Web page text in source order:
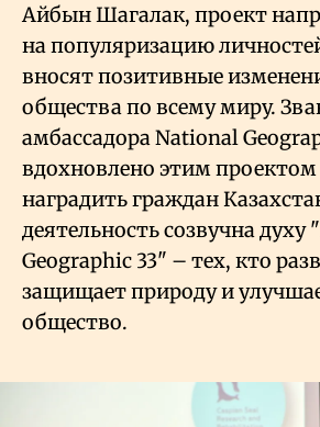
Айбын Шагалак, проект
на популяризацию
вносят позитивные
общества по всему миру.
амбассадора National
вдохновлено этим
наградить граждан
деятельность созвучна духу
Geographic 33" – тех, кто
защищает природу и
общество.